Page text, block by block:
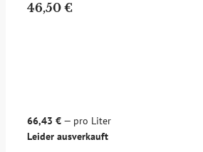
46,50 €
66,43 € — pro Liter
Leider ausverkauft